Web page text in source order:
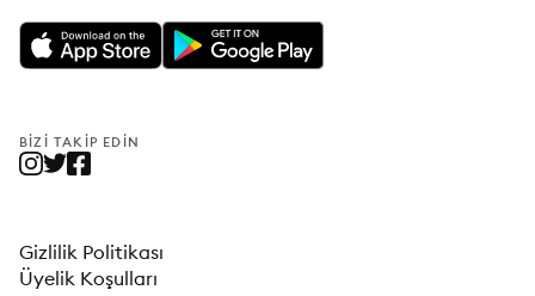
BIZI TAKIP EDIN
Gizlilik Politikası
Üyelik Koşulları